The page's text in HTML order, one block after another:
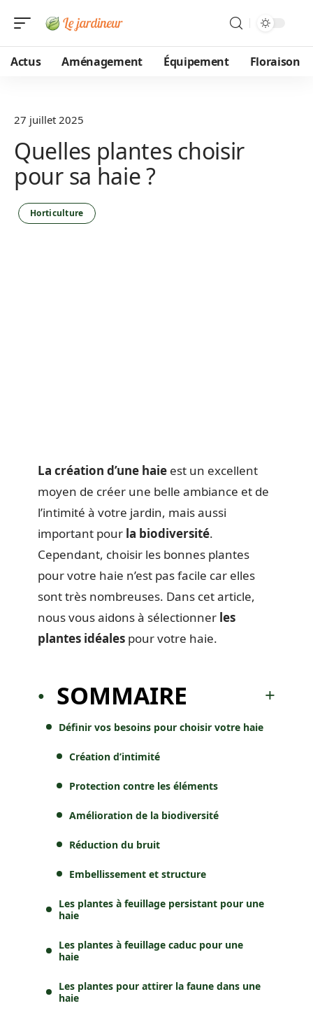
Actus Aménagement Équipement Floraison
27 juillet 2025
Quelles plantes choisir
pour sa haie ?
Horticulture
La création d’une haie est un excellent
moyen de créer une belle ambiance et de
l’intimité à votre jardin, mais aussi
important pour la biodiversité.
Cependant, choisir les bonnes plantes
pour votre haie n’est pas facile car elles
sont très nombreuses. Dans cet article,
nous vous aidons à sélectionner les
plantes idéales pour votre haie.
SOMMAIRE
Définir vos besoins pour choisir votre haie
Création d’intimité
Protection contre les éléments
Amélioration de la biodiversité
Réduction du bruit
Embellissement et structure
Les plantes à feuillage persistant pour une
haie
Les plantes à feuillage caduc pour une
haie
Les plantes pour attirer la faune dans une
haie